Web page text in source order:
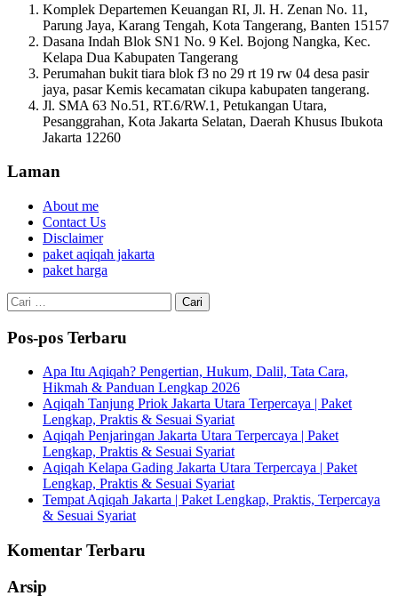
Komplek Departemen Keuangan RI, Jl. H. Zenan No. 11,
Parung Jaya, Karang Tengah, Kota Tangerang, Banten 15157
Dasana Indah Blok SN1 No. 9 Kel. Bojong Nangka, Kec.
Kelapa Dua Kabupaten Tangerang
Perumahan bukit tiara blok f3 no 29 rt 19 rw 04 desa pasir
jaya, pasar Kemis kecamatan cikupa kabupaten tangerang.
Jl. SMA 63 No.51, RT.6/RW.1, Petukangan Utara,
Pesanggrahan, Kota Jakarta Selatan, Daerah Khusus Ibukota
Jakarta 12260
Laman
About me
Contact Us
Disclaimer
paket aqiqah jakarta
paket harga
Cari
untuk:
Pos-pos Terbaru
Apa Itu Aqiqah? Pengertian, Hukum, Dalil, Tata Cara,
Hikmah & Panduan Lengkap 2026
Aqiqah Tanjung Priok Jakarta Utara Terpercaya | Paket
Lengkap, Praktis & Sesuai Syariat
Aqiqah Penjaringan Jakarta Utara Terpercaya | Paket
Lengkap, Praktis & Sesuai Syariat
Aqiqah Kelapa Gading Jakarta Utara Terpercaya | Paket
Lengkap, Praktis & Sesuai Syariat
Tempat Aqiqah Jakarta | Paket Lengkap, Praktis, Terpercaya
& Sesuai Syariat
Komentar Terbaru
Arsip